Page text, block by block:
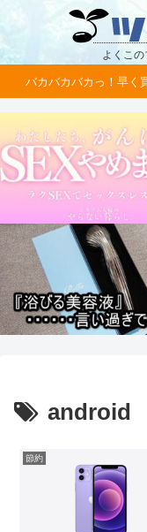
よくこ
バカバカバカっ！早く
android
節約